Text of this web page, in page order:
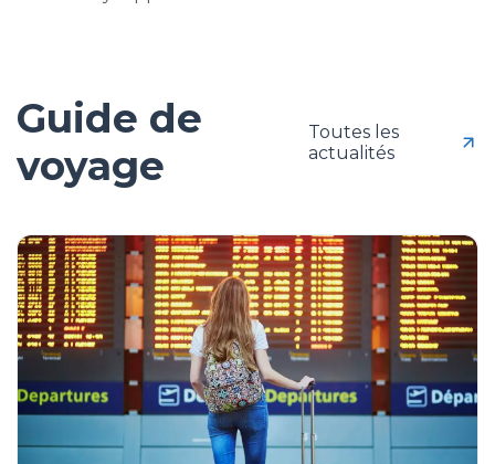
Guide de
voyage
Toutes les
actualités